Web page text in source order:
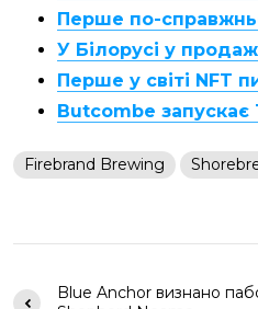
Перше по-
У Білорусі у
Перше у світі NFT
Butcombe
Firebrand Brewing
Blue Anchor визнано